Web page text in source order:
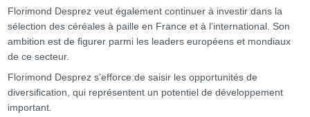
Florimond Desprez veut également continuer à investir dans la
sélection des céréales à paille en France et à l’international. Son
ambition est de figurer parmi les leaders européens et mondiaux
de ce secteur.
Florimond Desprez s’efforce de saisir les opportunités de
diversification, qui représentent un potentiel de développement
important.